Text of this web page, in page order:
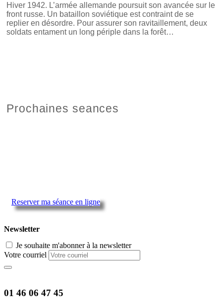
Hiver 1942. L’armée allemande poursuit son avancée sur le
front russe. Un bataillon soviétique est contraint de se
replier en désordre. Pour assurer son ravitaillement, deux
soldats entament un long périple dans la forêt…
Prochaines seances
Reserver ma séance en ligne
Newsletter
Je souhaite m'abonner à la newsletter
Votre courriel
01 46 06 47 45